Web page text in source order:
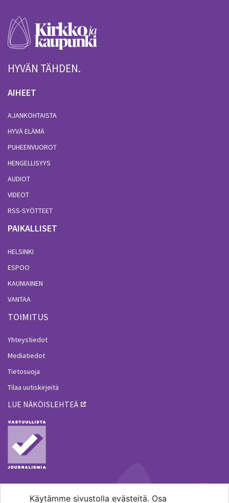
Käytämme sivustolla evästeitä. Osa
HYVÄN TÄHDEN.
AIHEET
AJANKOHTAISTA
HYVÄ ELÄMÄ
PUHEENVUOROT
HENGELLISYYS
AUDIOT
VIDEOT
RSS-SYÖTTEET
PAIKALLISET
HELSINKI
ESPOO
KAUNIAINEN
VANTAA
TOIMITUS
Yhteystiedot
Mediatiedot
Tietosuoja
Tilaa uutiskirjeitä
LUE NÄKÖISLEHTEÄ
MENOHAKU